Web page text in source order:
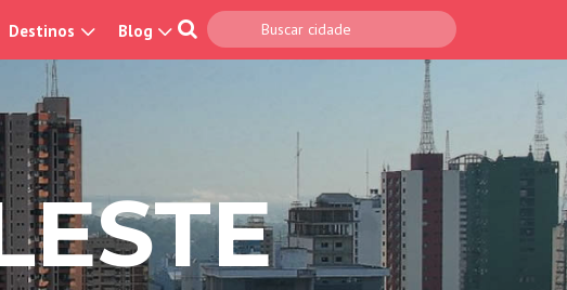
Destinos Blog